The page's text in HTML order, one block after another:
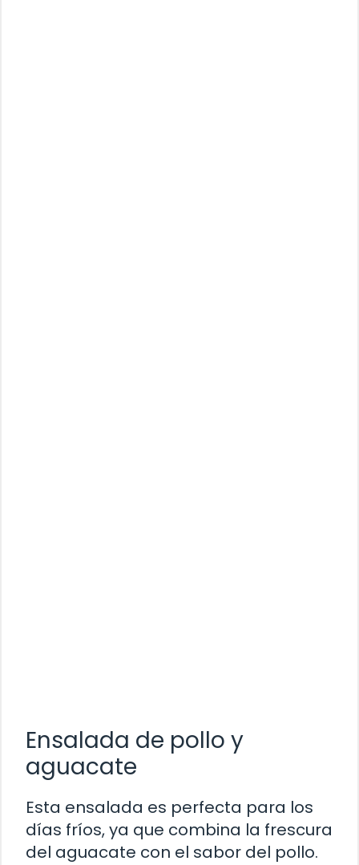
Ensalada de pollo y
aguacate
Esta ensalada es perfecta para los
días fríos, ya que combina la frescura
del aguacate con el sabor del pollo.